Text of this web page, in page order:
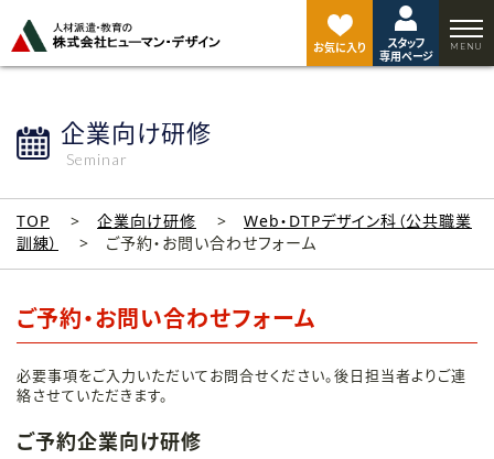
お気に入り
スタッフ
専用ページ
企業向け研修
Seminar
TOP 企業向け研修
Web・DTPデザイン科（公共職業
訓練）
ご予約・お問い合わせフォーム
ご予約・お問い合わせフォーム
必要事項をご入力いただいてお問合せください。後日担当者よりご連
絡させていただきます。
ご予約企業向け研修
ジ
ト